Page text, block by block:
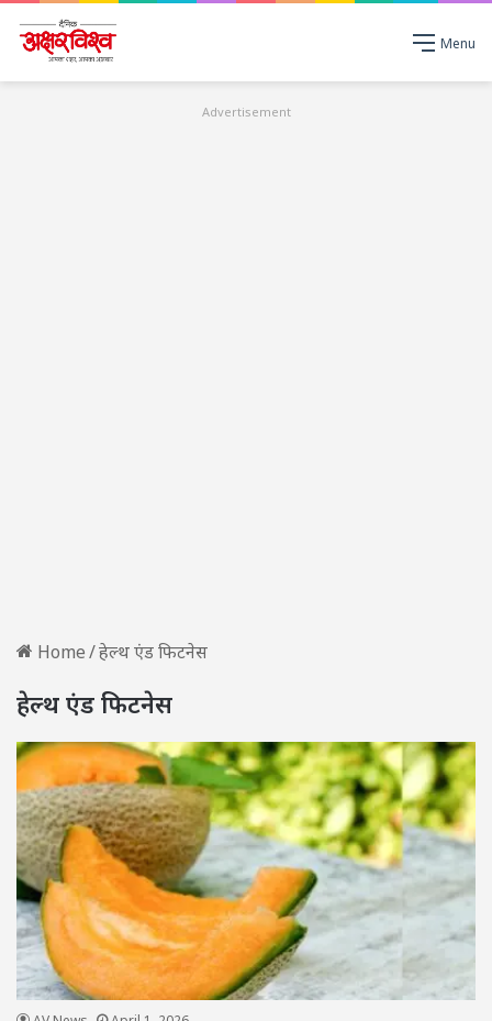
Menu
Advertisement
Home/हेल्थ एंड फिटनेस
हेल्थ एंड फिटनेस